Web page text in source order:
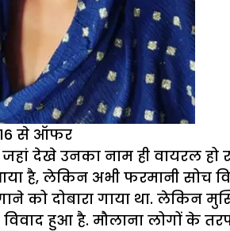
16 से ऑफर
देखे उनका नाम ही वायरल
लेकिन अभी फरमानी सोच
को दोबारा गाया था. लेकिन
हुआ है. मौलाना लोगों के